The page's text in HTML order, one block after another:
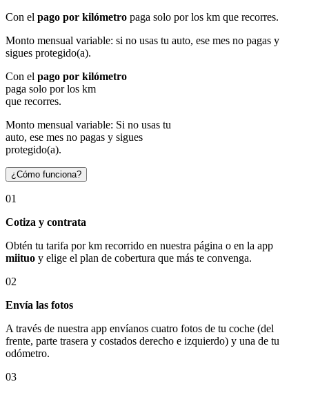
Con el pago por kilómetro paga solo por los km que recorres.
Monto mensual variable: si no usas tu auto, ese mes no pagas y
sigues protegido(a).
Con el pago por kilómetro
paga solo por los km
que recorres.
Monto mensual variable: Si no usas tu
auto, ese mes no pagas y sigues
protegido(a).
¿Cómo funciona?
01
Cotiza y contrata
Obtén tu tarifa por km recorrido en nuestra página o en la app
miituo y elige el plan de cobertura que más te convenga.
02
Envía las fotos
A través de nuestra app envíanos cuatro fotos de tu coche (del
frente, parte trasera y costados derecho e izquierdo) y una de tu
odómetro.
03